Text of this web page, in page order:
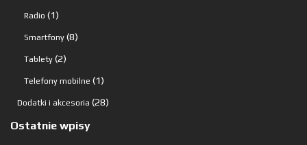
Radio 11
produkt
Smartfony 88
Tablety 22
produkty
Telefony mobilne 11
produkt
Dodatki i akcesoria 2828
Ostatnie wpisy